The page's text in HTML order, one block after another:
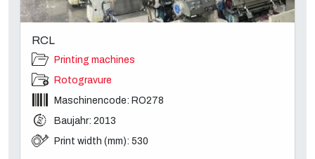
RCL
Printing machines
Rotogravure
Maschinencode: RO278
Baujahr: 2013
Print width (mm): 530